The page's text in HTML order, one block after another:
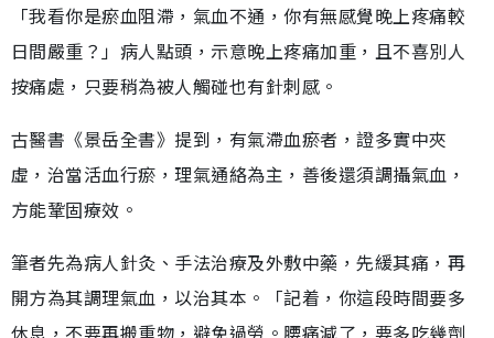
「我看你是瘀血阻滯，氣血不通，你有無感覺晚上疼痛較
日間嚴重？」病人點頭，示意晚上疼痛加重，且不喜別人
按痛處，只要稍為被人觸碰也有針刺感。
古醫書《景岳全書》提到，有氣滯血瘀者，證多實中夾
虛，治當活血行瘀，理氣通絡為主，善後還須調攝氣血，
方能鞏固療效。
筆者先為病人針灸、手法治療及外敷中藥，先緩其痛，再
開方為其調理氣血，以治其本。「記着，你這段時間要多
休息，不要再搬重物，避免過勞。腰痛減了，要多吃幾劑